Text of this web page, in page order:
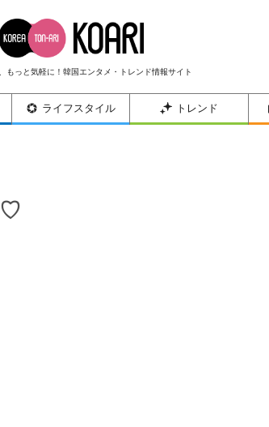
もっと気軽に！韓国エンタメ・トレンド情報サイト
ライフスタイル トレンド
♡